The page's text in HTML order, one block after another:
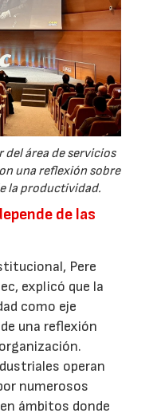
área de servicios
una reflexión sobre
la productividad.
de las
Pere
explicó que la
como eje
una reflexión
operan
numerosos
ámbitos donde